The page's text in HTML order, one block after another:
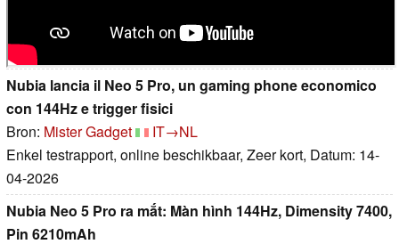
Nubia lancia il Neo 5 Pro, un gaming phone economico
con 144Hz e trigger fisici
Bron: Mister Gadget
IT→NL
Enkel testrapport, online beschikbaar, Zeer kort, Datum: 14-
04-2026
Nubia Neo 5 Pro ra mắt: Màn hình 144Hz, Dimensity 7400,
Pin 6210mAh